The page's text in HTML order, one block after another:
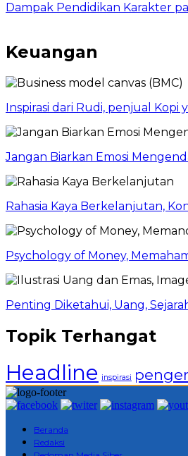
Dampak Pendidikan Karakter
Keuangan
Inspirasi dari Rudi, penjual Kopi
Jangan Biarkan Emosi
Rahasia Kaya Berkelanjutan,
Psychology of Money,
Penting Diketahui, Uang,
Topik Terhangat
Headline inspirasi
Beranda
Redaksi